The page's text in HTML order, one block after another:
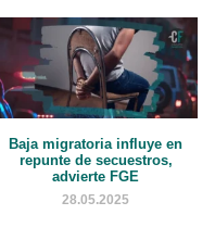
Baja migratoria influye en
repunte de secuestros,
advierte FGE
28.05.2025